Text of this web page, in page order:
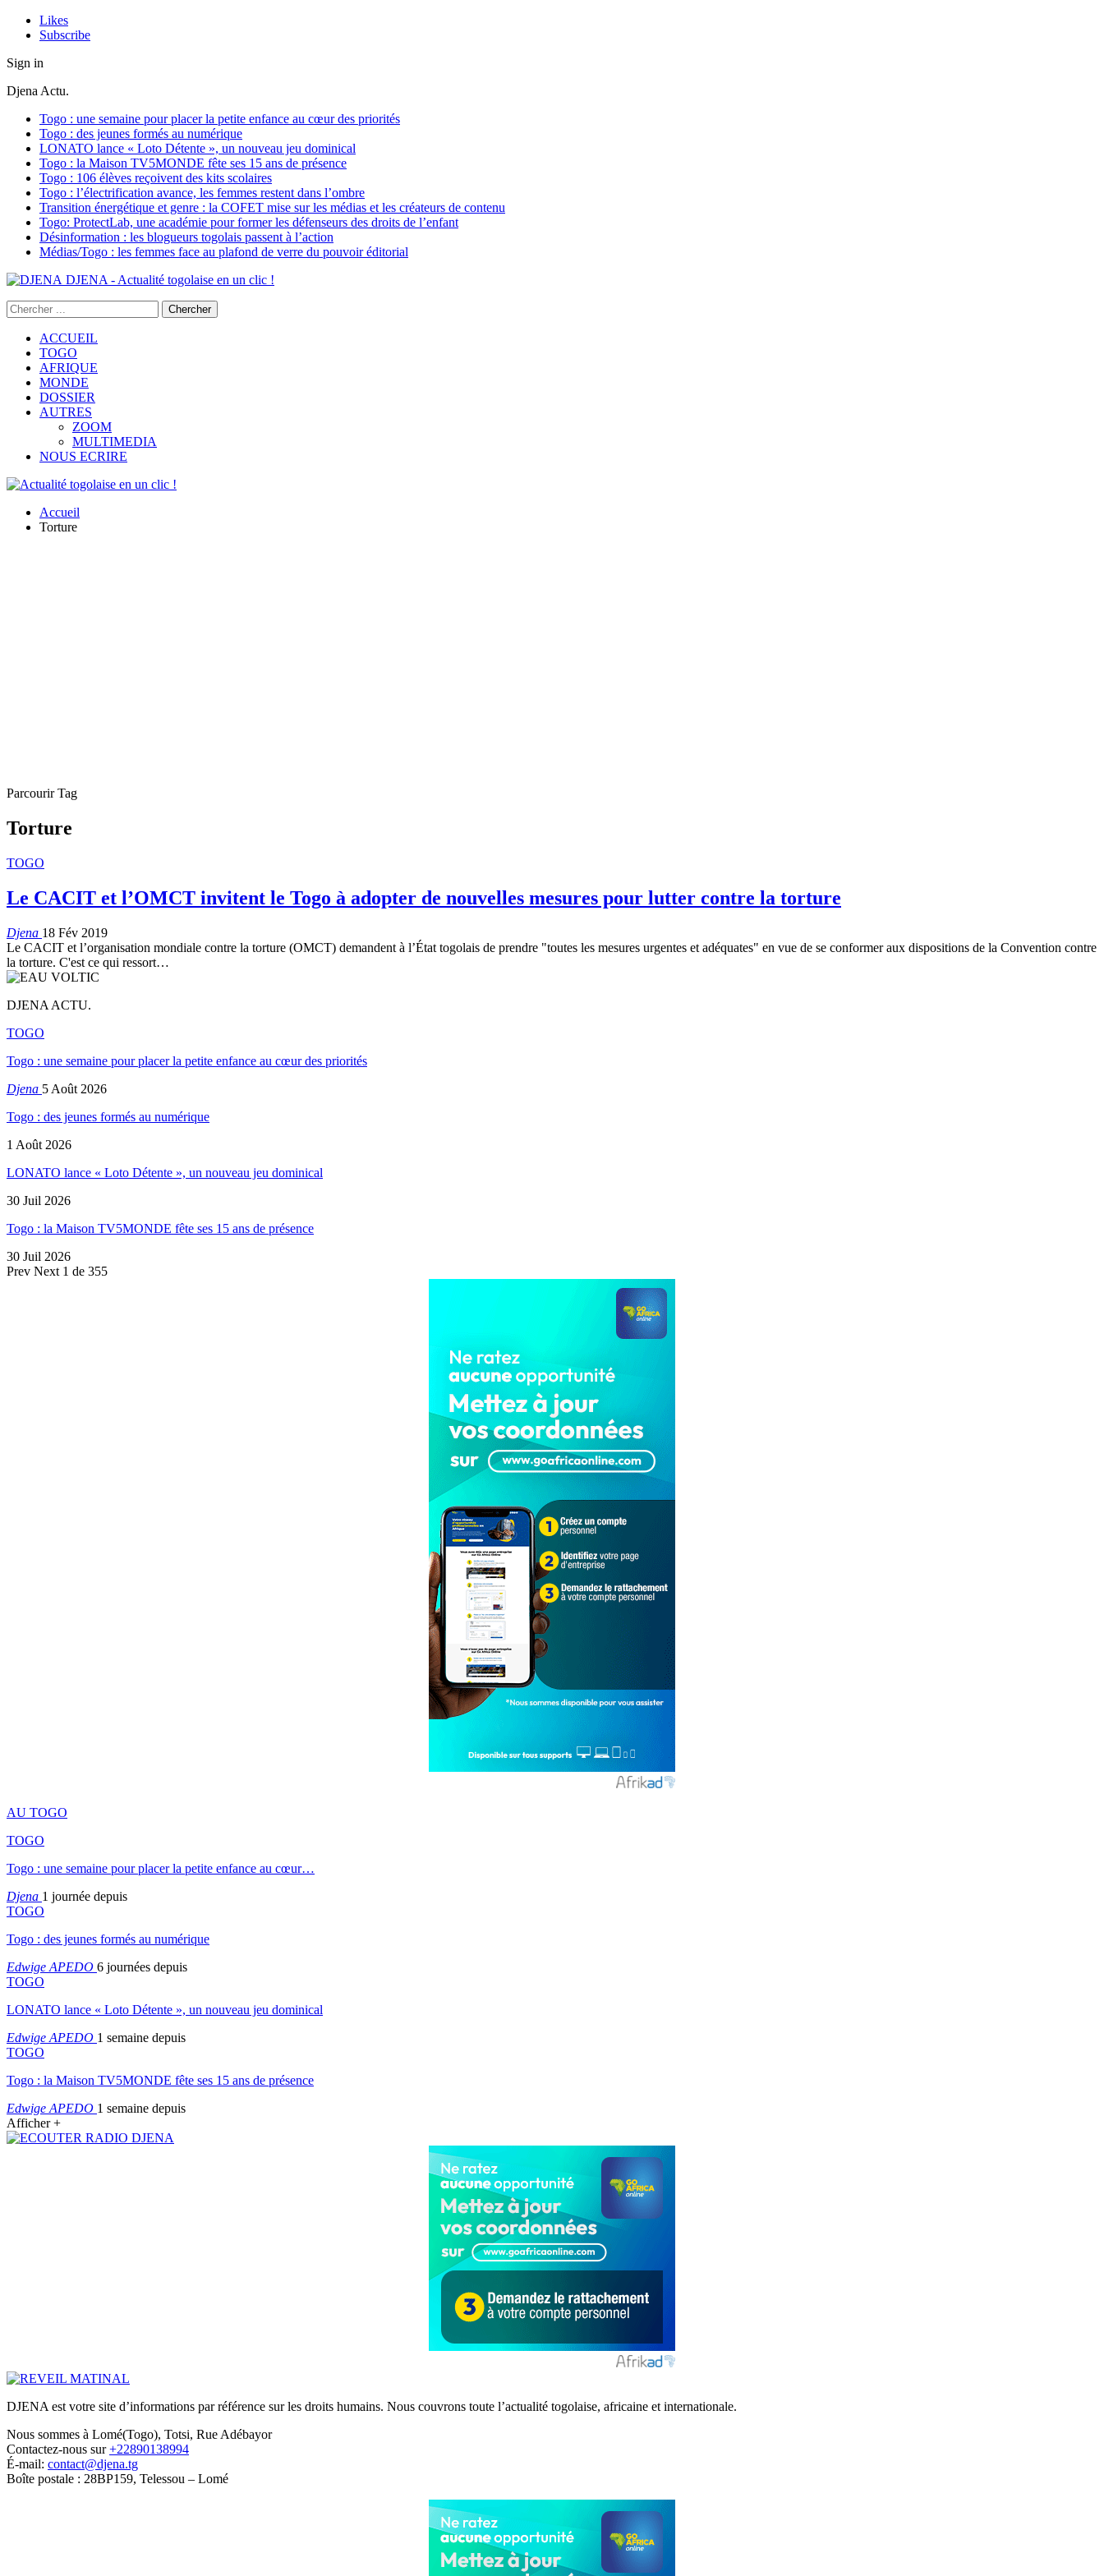
Likes
Subscribe
Sign in
Djena Actu.
Togo : une semaine pour placer la petite enfance au cœur des priorités
Togo : des jeunes formés au numérique
LONATO lance « Loto Détente », un nouveau jeu dominical
Togo : la Maison TV5MONDE fête ses 15 ans de présence
Togo : 106 élèves reçoivent des kits scolaires
Togo : l’électrification avance, les femmes restent dans l’ombre
Transition énergétique et genre : la COFET mise sur les médias et les créateurs de contenu
Togo: ProtectLab, une académie pour former les défenseurs des droits de l’enfant
Désinformation : les blogueurs togolais passent à l’action
Médias/Togo : les femmes face au plafond de verre du pouvoir éditorial
DJENA - Actualité togolaise en un clic !
ACCUEIL
TOGO
AFRIQUE
MONDE
DOSSIER
AUTRES
ZOOM
MULTIMEDIA
NOUS ECRIRE
Accueil
Torture
Parcourir Tag
Torture
TOGO
Le CACIT et l’OMCT invitent le Togo à adopter de nouvelles mesures pour lutter contre la torture
Djena 18 Fév 2019
Le CACIT et l’organisation mondiale contre la torture (OMCT) demandent à l’État togolais de prendre "toutes les mesures urgentes et adéquates" en vue de se conformer aux dispositions de la Convention contre
la torture. C'est ce qui ressort…
DJENA ACTU.
TOGO
Togo : une semaine pour placer la petite enfance au cœur des priorités
Djena 5 Août 2026
Togo : des jeunes formés au numérique
1 Août 2026
LONATO lance « Loto Détente », un nouveau jeu dominical
30 Juil 2026
Togo : la Maison TV5MONDE fête ses 15 ans de présence
30 Juil 2026
Prev Next 1 de 355
AU TOGO
TOGO
Togo : une semaine pour placer la petite enfance au cœur…
Djena 1 journée depuis
TOGO
Togo : des jeunes formés au numérique
Edwige APEDO 6 journées depuis
TOGO
LONATO lance « Loto Détente », un nouveau jeu dominical
Edwige APEDO 1 semaine depuis
TOGO
Togo : la Maison TV5MONDE fête ses 15 ans de présence
Edwige APEDO 1 semaine depuis
Afficher +
DJENA est votre site d’informations par référence sur les droits humains. Nous couvrons toute l’actualité togolaise, africaine et internationale.
Nous sommes à Lomé(Togo), Totsi, Rue Adébayor
Contactez-nous sur+22890138994
É-mail: contact@djena.tg
Boîte postale : 28BP159, Telessou – Lomé